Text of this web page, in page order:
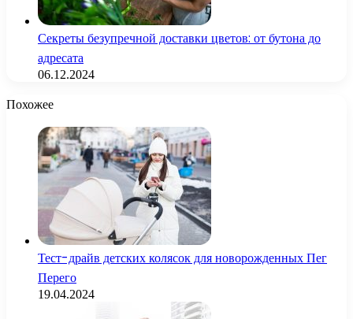
Секреты безупречной доставки цветов: от бутона до
адресата
06.12.2024
Похожее
Тест-драйв детских колясок для новорожденных Пег
Перего
19.04.2024